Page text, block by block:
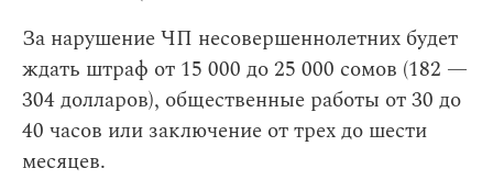
За нарушение ЧП несовершеннолетних будет
ждать штраф от 15 000 до 25 000 сомов (182 —
304 долларов), общественные работы от 30 до
40 часов или заключение от трех до шести
месяцев.